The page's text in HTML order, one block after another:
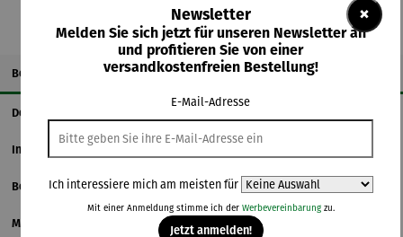
Beschreibung
Details
Informationen zum Hersteller
Bewertungen
Magazinbeitrag
×
Newsletter
Melden Sie sich jetzt für unseren Newsletter an
und profitieren Sie von einer
versandkostenfreien Bestellung!
E-Mail-Adresse
Ich interessiere mich am meisten für
Mit einer Anmeldung stimme ich der Werbevereinbarungzu.
Jetzt anmelden!